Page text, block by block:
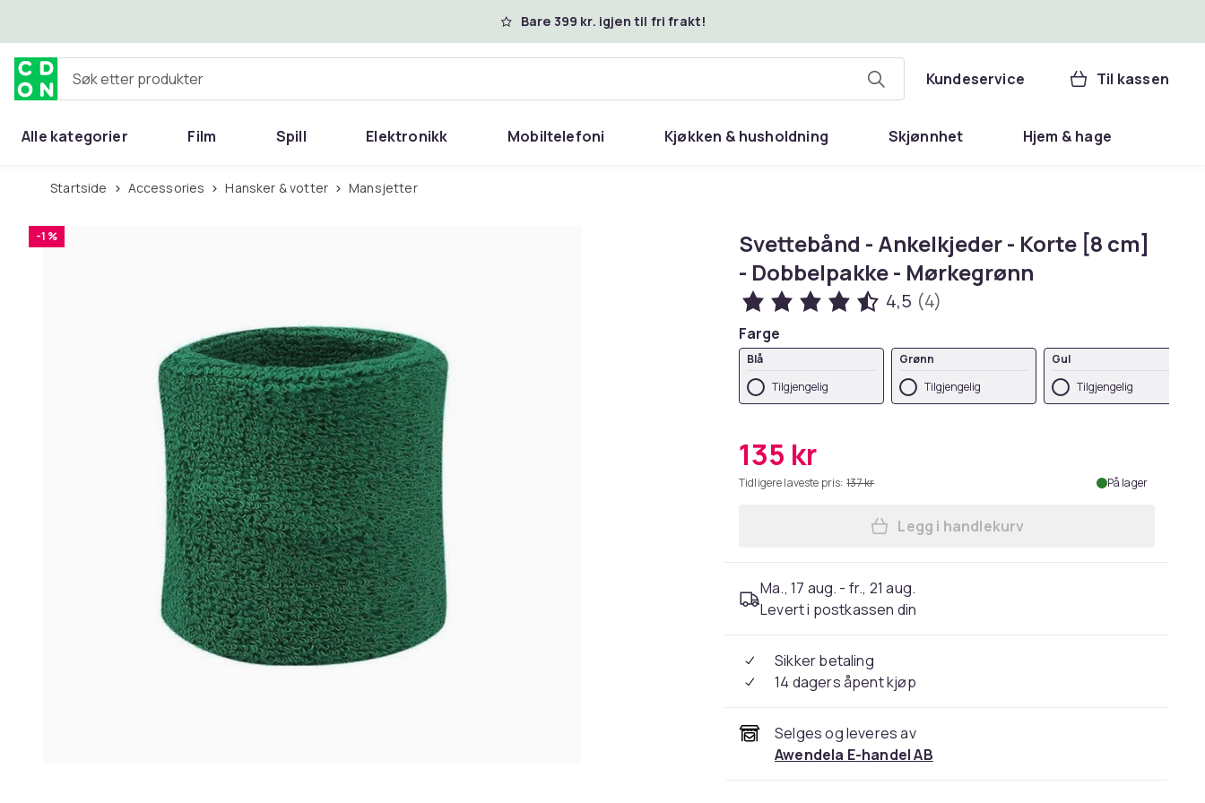
Bare 399 kr. igjen til fri frakt!
Søk etter produkter Kundeservice Til kassen
Alle kategorier Film Spill Elektronikk Mobiltelefoni Kjøkken & husholdning Skjønnhet Hjem & hage
Startside Accessories Hansker & votter Mansjetter
-1 %
Svettebånd - Ankelkjeder - Korte [8 cm]
- Dobbelpakke - Mørkegrønn
4,5 (4)
Farge
Blå
Tilgjengelig
Grønn
Tilgjengelig
Gul
Tilgjengelig
135 kr
Tidligere laveste pris: 137 kr På lager
Legg Svettebånd - Ankelkjeder -
Legg i handlekurv
Ma., 17 aug. - fr., 21 aug.
Levert i postkassen din
Sikker betaling
14 dagers åpent kjøp
Selges og leveres av
Awendela E-handel AB